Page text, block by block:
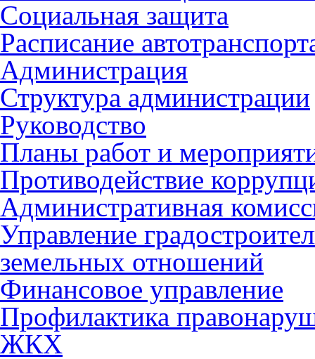
Социальная защита
Расписание
Администрация
Структура администрации
Руководство
Планы работ и
Противодействие
Административная
Управление
земельных отношений
Финансовое управление
Профилактика
ЖКХ